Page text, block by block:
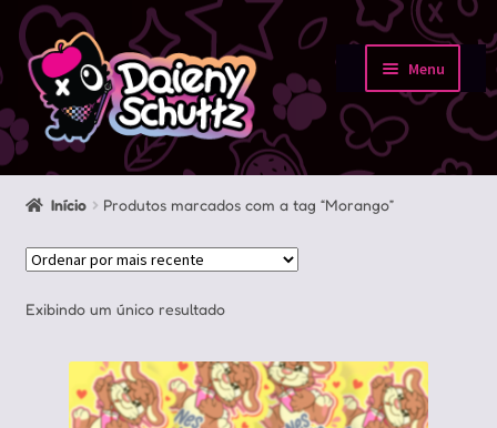
Pular
para
navegação
Pular
para
conteúdo
Menu
Início
Loja
Portfolio
Contato
Início Produtos marcados com a tag “Morango”
Exibindo um único resultado